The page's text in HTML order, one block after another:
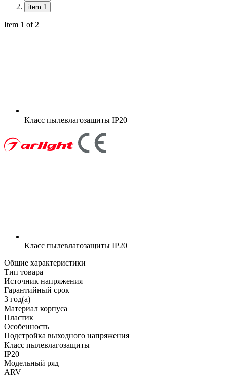
item 1
Item 1 of 2
Класс пылевлагозащиты IP20
Класс пылевлагозащиты IP20
Общие характеристики
Тип товара
Источник напряжения
Гарантийный срок
3 год(а)
Материал корпуса
Пластик
Особенность
Подстройка выходного напряжения
Класс пылевлагозащиты
IP20
Модельный ряд
ARV